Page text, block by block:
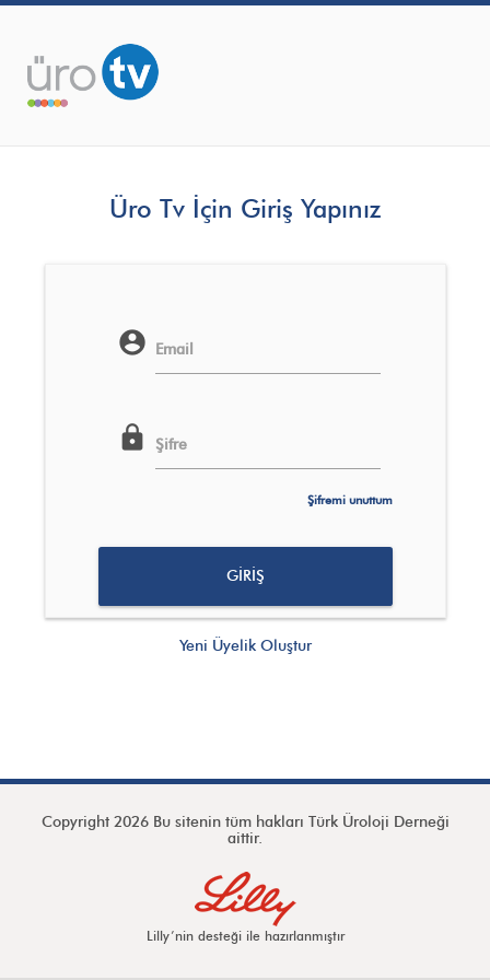
Üro Tv İçin Giriş Yapınız
account_circle Email
lock Şifre
Şifremi unuttum
Yeni Üyelik Oluştur
Copyright 2026 Bu sitenin tüm hakları Türk Üroloji Derneği
aittir.
Lilly’nin desteği ile hazırlanmıştır